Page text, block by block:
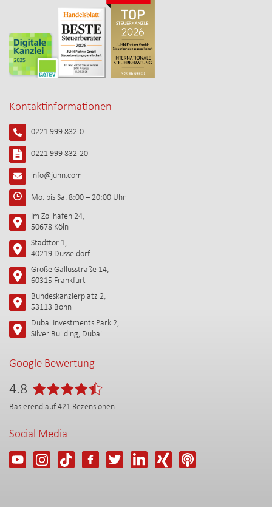
Kontaktinformationen
0221 999 832-0
0221 999 832-20
info@juhn.com
Mo. bis Sa. 8:00 – 20:00 Uhr
Im Zollhafen 24,
50678 Köln
Stadttor 1,
40219 Düsseldorf
Große Gallusstraße 14,
60315 Frankfurt
Bundeskanzlerplatz 2,
53113 Bonn
Dubai Investments Park 2,
Silver Building, Dubai
Google Bewertung
4.8
Basierend auf 421 Rezensionen
Social Media